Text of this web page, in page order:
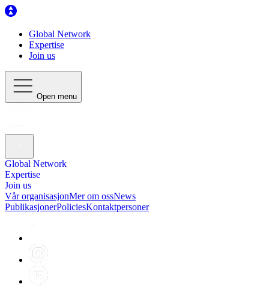
Global Network
Expertise
Join us
Open menu
Global Network
Expertise
Join us
Vår organisasjonMer om ossNews
PublikasjonerPoliciesKontaktpersoner